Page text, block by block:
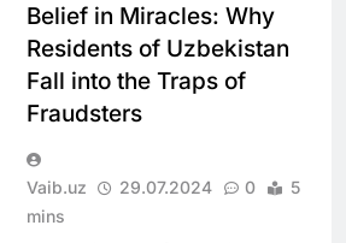
Belief in Miracles: Why
Residents of Uzbekistan
Fall into the Traps of
Fraudsters
Vaib.uz 29.07.2024 0
5
mins